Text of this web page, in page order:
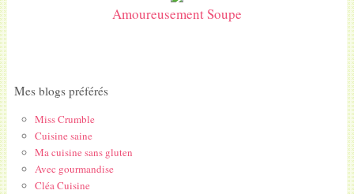
Amoureusement Soupe
Mes blogs préférés
Miss Crumble
Cuisine saine
Ma cuisine sans gluten
Avec gourmandise
Cléa Cuisine